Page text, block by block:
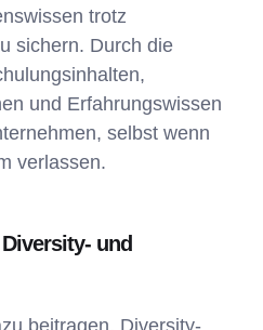
trotz
sichern. Durch die
und Erfahrungswissen
selbst wenn
verlassen.
und